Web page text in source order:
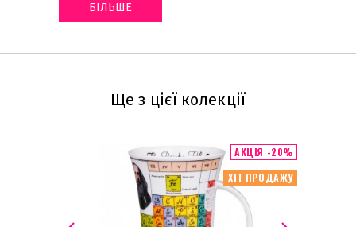
БІЛЬШЕ
Ще з цієї колекції
ХІТ ПРОДАЖУ
АКЦІЯ -20%